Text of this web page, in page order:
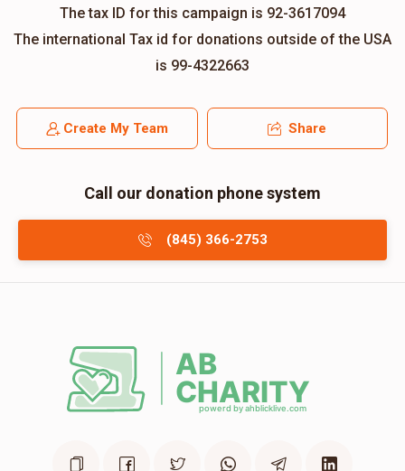
The tax ID for this campaign is 92-3617094
The international Tax id for donations outside of the USA
is 99-4322663
Create My Team Share
Call our donation phone system
(845) 366-2753